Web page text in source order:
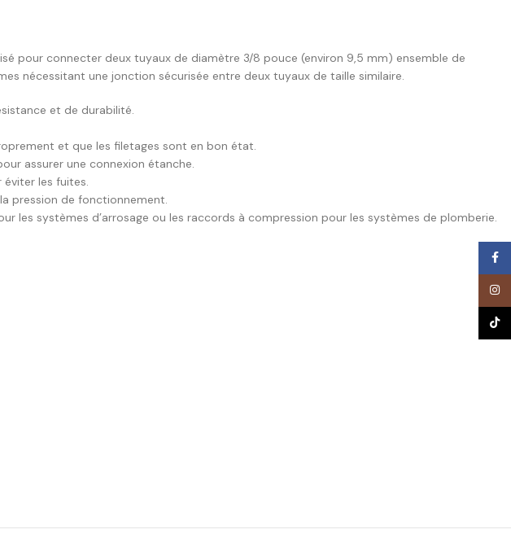
pour connecter deux tuyaux de diamètre 3/8 pouce (environ 9,5 mm) ensemble de
nécessitant une jonction sécurisée entre deux tuyaux de taille similaire.
et de durabilité.
et que les filetages sont en bon état.
assurer une connexion étanche.
les fuites.
pression de fonctionnement.
systèmes d’arrosage ou les raccords à compression pour les systèmes de plomberie.